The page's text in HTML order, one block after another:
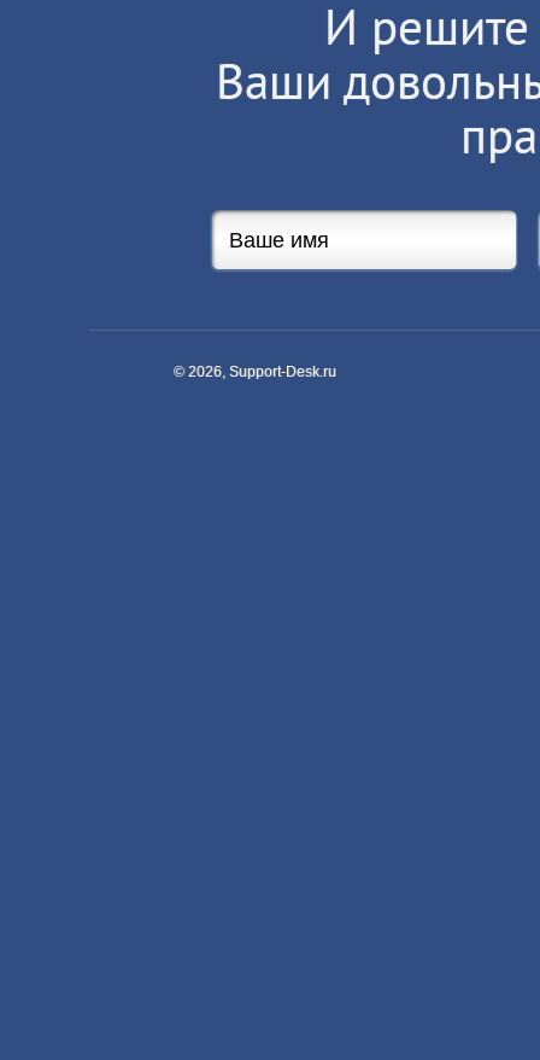
И
Ваши
© 2026, Support-Desk.ru